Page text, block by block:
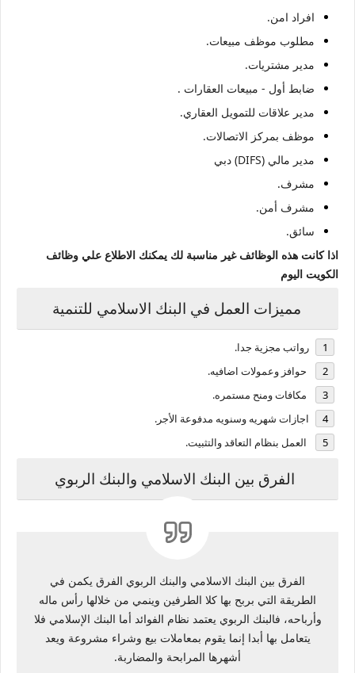
افراد امن.
مطلوب موظف مبيعات.
مدير مشتريات.
ضابط أول - مبيعات العقارات .
مدير علاقات للتمويل العقاري.
موظف بمركز الاتصالات.
مدير مالي (DIFS) دبي
مشرف.
مشرف أمن.
سائق.
اذا كانت هذه الوظائف غير مناسبة لك يمكنك الاطلاع علي وظائف
الكويت اليوم
مميزات العمل في البنك الاسلامي للتنمية
رواتب مجزية جدا.
حوافز وعمولات اضافيه.
مكافات ومنح مستمره.
اجازات شهريه وسنويه مدفوعة الأجر.
العمل بنظام التعاقد والتثبيت.
الفرق بين البنك الاسلامي والبنك الربوي
الفرق بين البنك الاسلامي والبنك الربوي الفرق يكمن في
الطريقة التي بربح بها كلا الطرفين وينمي من خلالها رأس ماله
وأرباحه، فالبنك الربوي يعتمد نظام الفوائد أما البنك الإسلامي فلا
يتعامل بها أبدا إنما يقوم بمعاملات بيع وشراء مشروعة ويعد
أشهرها المرابحة والمضاربة.